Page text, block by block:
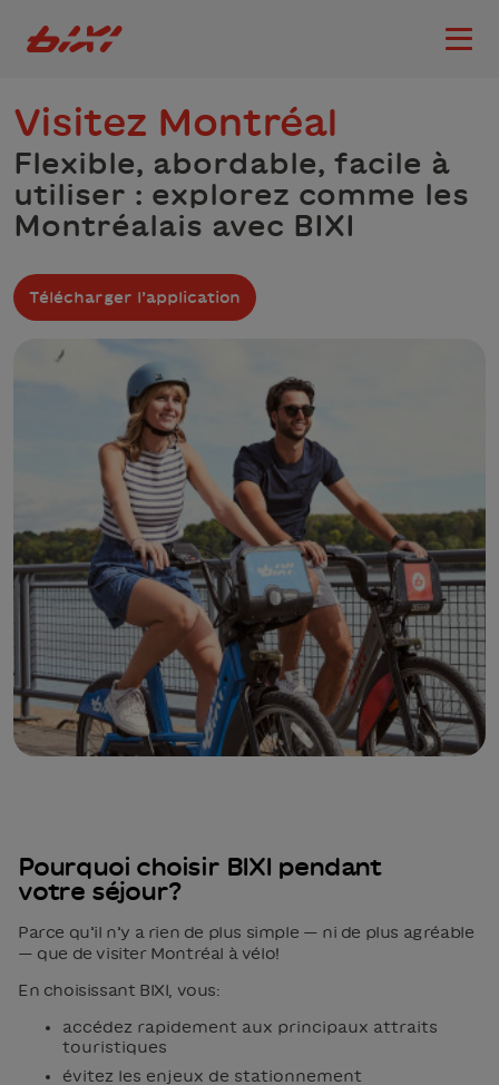
Logo Bixi Montréal
Visitez Montréal
Flexible, abordable, facile à
utiliser : explorez comme les
Montréalais avec BIXI
Télécharger l’application
Pourquoi choisir BIXI pendant
votre séjour?
Parce qu’il n’y a rien de plus simple — ni de plus agréable
— que de visiter Montréal à vélo!
En choisissant BIXI, vous:
accédez rapidement aux principaux attraits
touristiques
évitez les enjeux de stationnement